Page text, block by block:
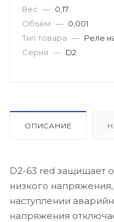
Вес — 0,17
Объем — 0,001
Тип товара — Реле
Серия — D2
ОПИСАНИЕ
D2-63 red защищает
низкого
наступлении
напряжения